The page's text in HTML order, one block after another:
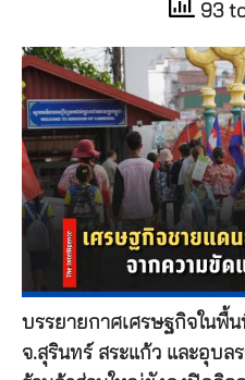
93
บรรยายกาศเศรษฐกิจในพื้
จ.สุรินทร์ สระแก้ว และอุบล